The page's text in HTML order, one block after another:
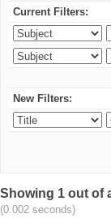
Current Filters:
New Filters:
Showing 1 out of
(0.002 seconds)